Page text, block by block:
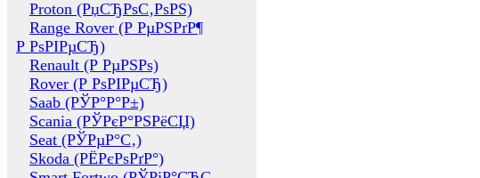
Proton (РџСЂРѕС‚РѕРЅ)
Range Rover (Р РµРЅРґР¶
Р РѕРІРµСЂ)
Renault (Р РµРЅРѕ)
Rover (Р РѕРІРµСЂ)
Saab (РЎР°Р°Р±)
Scania (РЎРєР°РЅРёСЏ)
Seat (РЎРµР°С‚)
Skoda (РЁРєРѕРґР°)